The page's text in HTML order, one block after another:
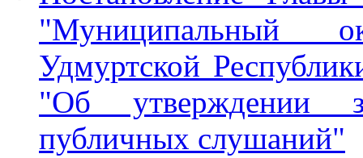
"Муниципальный
Удмуртской
"Об утверждении
публичных слушаний"